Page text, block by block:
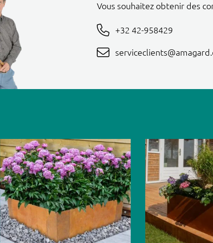
Vous souhaitez obtenir des
+32 42-958429